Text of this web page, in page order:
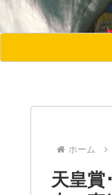
ホーム
天皇